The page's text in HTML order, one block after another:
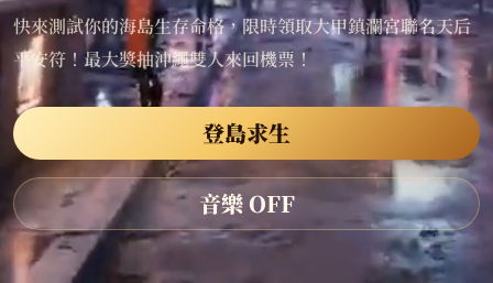
快來測試你的海島生存命格，限時領取大甲鎮瀾宮聯名天后
平安符！最大獎抽沖繩雙人來回機票！
登島求生
音樂 OFF